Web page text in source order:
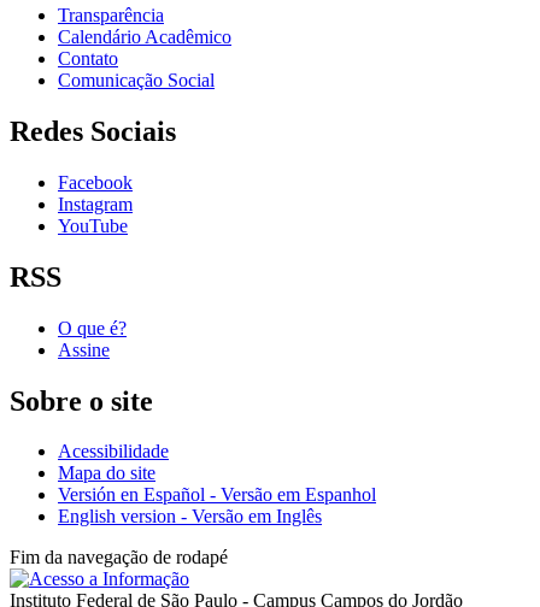
Transparência
Calendário Acadêmico
Contato
Comunicação Social
Redes Sociais
Facebook
Instagram
YouTube
RSS
O que é?
Assine
Sobre o site
Acessibilidade
Mapa do site
Versión en Español - Versão em Espanhol
English version - Versão em Inglês
Fim da navegação de rodapé
Instituto Federal de São Paulo - Campus Campos do Jordão